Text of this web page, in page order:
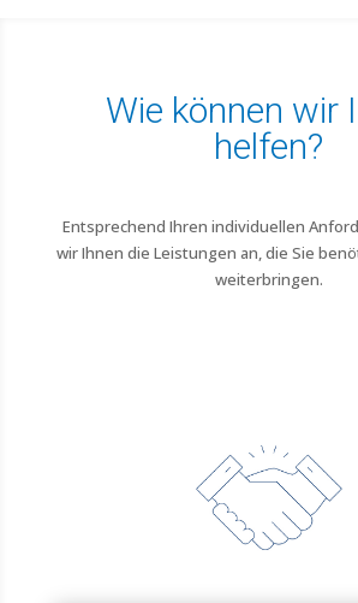
Wie können wir
helfen?
Entsprechend Ihren individuellen
wir Ihnen die Leistungen an, die Sie
weiterbringen.